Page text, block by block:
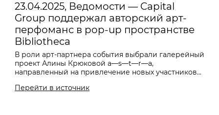
23.04.2025, Ведомости — Capital
Group поддержал авторский арт-
перфоманс в pop-up пространстве
Bibliotheca
В роли арт-партнера события выбрали галерейный
проект Алины Крюковой a—s—t—r—a,
направленный на привлечение новых участников...
Перейти в источник